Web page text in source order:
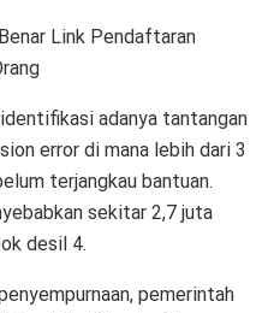
Link Pendaftaran
adanya tantangan
error di mana lebih dari 3
terjangkau bantuan.
sekitar 2,7 juta
desil 4.
pemerintah